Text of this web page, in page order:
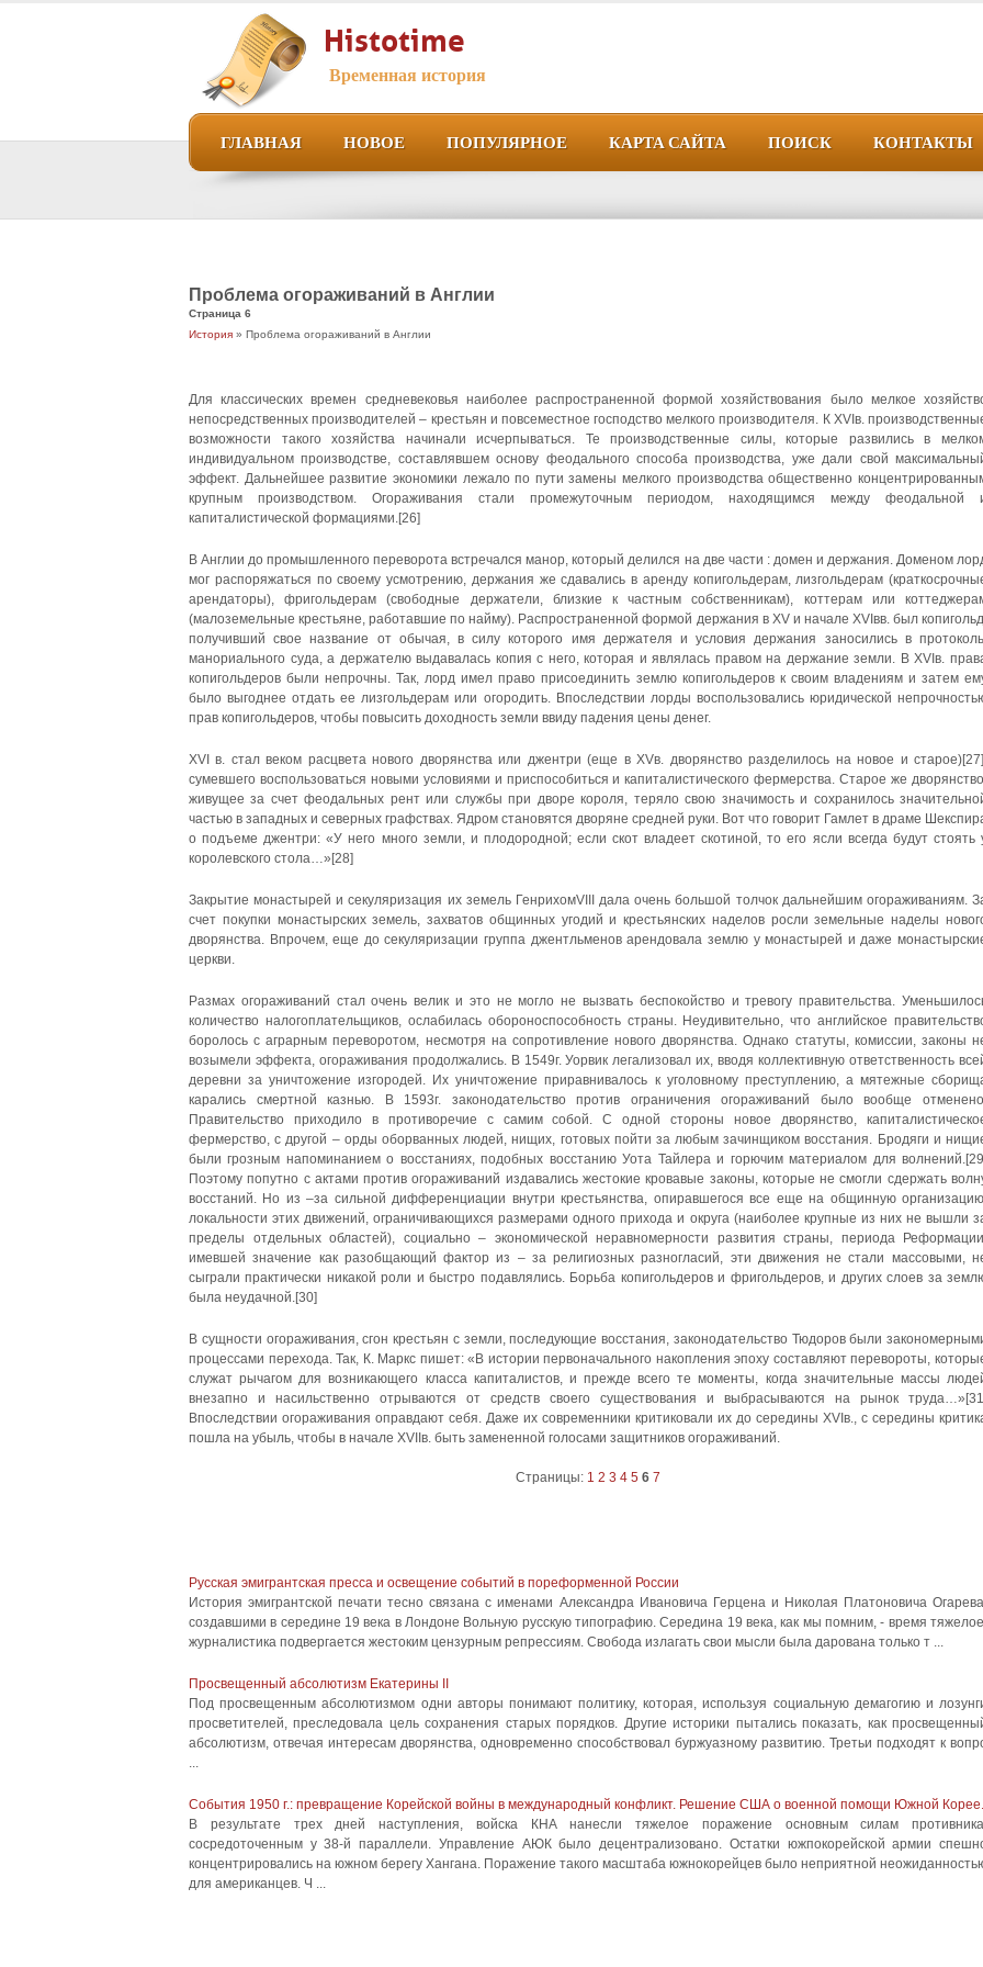
Histotime
Временная история
ГЛАВНАЯ НОВОЕ ПОПУЛЯРНОЕ КАРТА САЙТА ПОИСК КОНТАКТЫ
Проблема огораживаний в Англии
Страница 6
История » Проблема огораживаний в Англии
Для классических времен средневековья наиболее распространенной формой хозяйствования было мелкое
непосредственных производителей – крестьян и повсеместное господство мелкого производителя. К XVIв.
возможности такого хозяйства начинали исчерпываться. Те производственные силы, которые развились в
индивидуальном производстве, составлявшем основу феодального способа производства, уже дали свой
эффект. Дальнейшее развитие экономики лежало по пути замены мелкого производства общественно
крупным производством. Огораживания стали промежуточным периодом, находящимся между феодальной
капиталистической формациями.[26]
В Англии до промышленного переворота встречался манор, который делился на две части : домен и держания. Доменом
мог распоряжаться по своему усмотрению, держания же сдавались в аренду копигольдерам, лизгольдерам
арендаторы), фригольдерам (свободные держатели, близкие к частным собственникам), коттерам или
(малоземельные крестьяне, работавшие по найму). Распространенной формой держания в XV и начале XVIвв. был
получивший свое название от обычая, в силу которого имя держателя и условия держания заносились в
манориального суда, а держателю выдавалась копия с него, которая и являлась правом на держание земли. В XVIв.
копигольдеров были непрочны. Так, лорд имел право присоединить землю копигольдеров к своим владениям и затем
было выгоднее отдать ее лизгольдерам или огородить. Впоследствии лорды воспользовались юридической
прав копигольдеров, чтобы повысить доходность земли ввиду падения цены денег.
XVI в. стал веком расцвета нового дворянства или джентри (еще в XVв. дворянство разделилось на новое и
сумевшего воспользоваться новыми условиями и приспособиться и капиталистического фермерства. Старое же
живущее за счет феодальных рент или службы при дворе короля, теряло свою значимость и сохранилось
частью в западных и северных графствах. Ядром становятся дворяне средней руки. Вот что говорит Гамлет в драме
о подъеме джентри: «У него много земли, и плодородной; если скот владеет скотиной, то его ясли всегда будут стоять
королевского стола…»[28]
Закрытие монастырей и секуляризация их земель ГенрихомVIII дала очень большой толчок дальнейшим огораживаниям.
счет покупки монастырских земель, захватов общинных угодий и крестьянских наделов росли земельные наделы
дворянства. Впрочем, еще до секуляризации группа джентльменов арендовала землю у монастырей и даже
церкви.
Размах огораживаний стал очень велик и это не могло не вызвать беспокойство и тревогу правительства.
количество налогоплательщиков, ослабилась обороноспособность страны. Неудивительно, что английское
боролось с аграрным переворотом, несмотря на сопротивление нового дворянства. Однако статуты, комиссии, законы
возымели эффекта, огораживания продолжались. В 1549г. Уорвик легализовал их, вводя коллективную ответственность
деревни за уничтожение изгородей. Их уничтожение приравнивалось к уголовному преступлению, а мятежные
карались смертной казнью. В 1593г. законодательство против ограничения огораживаний было вообще
Правительство приходило в противоречие с самим собой. С одной стороны новое дворянство,
фермерство, c другой – орды оборванных людей, нищих, готовых пойти за любым зачинщиком восстания. Бродяги и
были грозным напоминанием о восстаниях, подобных восстанию Уота Тайлера и горючим материалом для
Поэтому попутно с актами против огораживаний издавались жестокие кровавые законы, которые не смогли сдержать
восстаний. Но из –за сильной дифференциации внутри крестьянства, опиравшегося все еще на общинную
локальности этих движений, ограничивающихся размерами одного прихода и округа (наиболее крупные из них не вышли
пределы отдельных областей), социально – экономической неравномерности развития страны, периода
имевшей значение как разобщающий фактор из – за религиозных разногласий, эти движения не стали массовыми,
сыграли практически никакой роли и быстро подавлялись. Борьба копигольдеров и фригольдеров, и других слоев за
была неудачной.[30]
В сущности огораживания, сгон крестьян с земли, последующие восстания, законодательство Тюдоров были
процессами перехода. Так, К. Маркс пишет: «В истории первоначального накопления эпоху составляют перевороты,
служат рычагом для возникающего класса капиталистов, и прежде всего те моменты, когда значительные массы
внезапно и насильственно отрываются от средств своего существования и выбрасываются на рынок
Впоследствии огораживания оправдают себя. Даже их современники критиковали их до середины XVIв., с середины
пошла на убыль, чтобы в начале XVIIв. быть замененной голосами защитников огораживаний.
Страницы: 1 2 3 4 5 6 7
Русская эмигрантская пресса и освещение событий в пореформенной России
История эмигрантской печати тесно связана с именами Александра Ивановича Герцена и Николая Платоновича
создавшими в середине 19 века в Лондоне Вольную русскую типографию. Середина 19 века, как мы помним, - время
журналистика подвергается жестоким цензурным репрессиям. Свобода излагать свои мысли была дарована только т ...
Просвещенный абсолютизм Екатерины II
Под просвещенным абсолютизмом одни авторы понимают политику, которая, используя социальную демагогию и
просветителей, преследовала цель сохранения старых порядков. Другие историки пытались показать, как
абсолютизм, отвечая интересам дворянства, одновременно способствовал буржуазному развитию. Третьи подходят к
...
События 1950 г.: превращение Корейской войны в международный конфликт. Решение США о военной помощи Южной Корее.
В результате трех дней наступления, войска КНА нанесли тяжелое поражение основным силам
сосредоточенным у 38-й параллели. Управление АЮК было децентрализовано. Остатки южпокорейской армии
концентрировались на южном берегу Хангана. Поражение такого масштаба южнокорейцев было неприятной
для американцев. Ч ...